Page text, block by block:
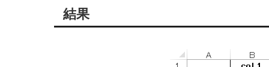
結果